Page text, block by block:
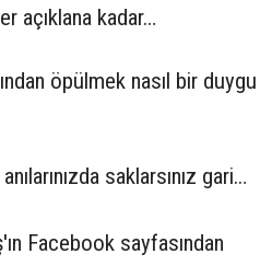
açıklana kadar…
öpülmek nasıl bir duygu
saklarsınız gari…
Facebook sayfasından